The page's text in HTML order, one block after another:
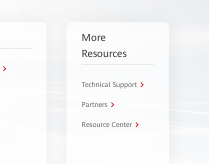
More
Resources
Technical Support
Partners
Resource Center